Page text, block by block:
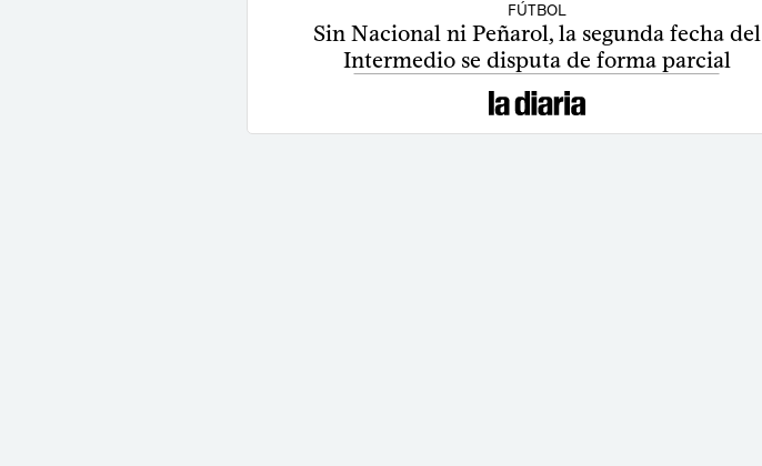
FÚTBOL
Sin Nacional ni Peñarol, la segunda fecha del
Intermedio se disputa de forma parcial